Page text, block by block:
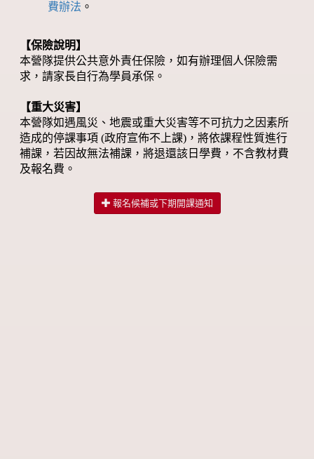
費辦法 。
【保險說明】
本營隊提供公共意外責任保險，如有辦理個人保險需
求，請家長自行為學員承保。
【重大災害】
本營隊如遇風災、地震或重大災害等不可抗力之因素所
造成的停課事項 (政府宣佈不上課)，將依課程性質進行
補課，若因故無法補課，將退還該日學費，不含教材費
及報名費。
報名候補或下期開課通知